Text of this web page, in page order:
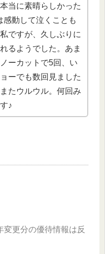
当に素晴らしかった
感動して泣くことも
ですが、久しぶりに
るようでした。あま
ーカットで5回、い
ーでも数回見ました
たウルウル。何回み
♪
更分の優待情報は反